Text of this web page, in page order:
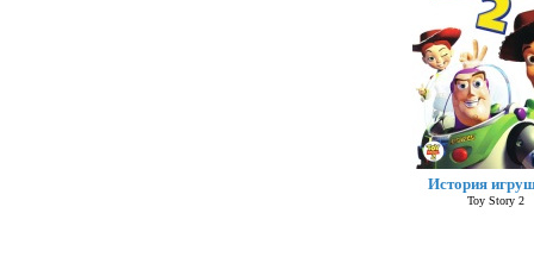
История
Toy Story 2